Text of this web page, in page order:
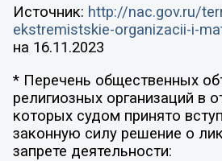
Источник: http://nac.gov.ru/
ekstremistskie-organizacii-i-
на 16.11.2023
* Перечень общественных
религиозных организаций в
которых судом принято
законную силу решение о
запрете деятельности: